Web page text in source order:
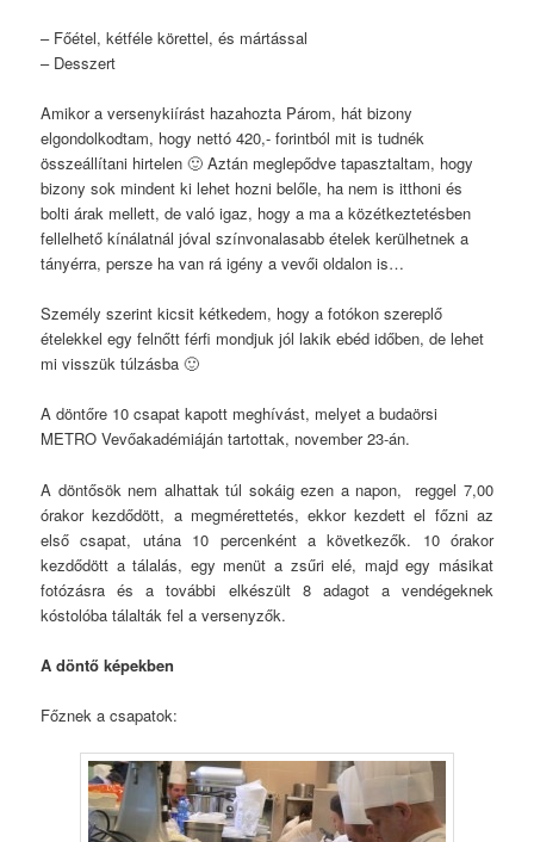
– Főétel, kétféle körettel, és mártással
– Desszert
Amikor a versenykiírást hazahozta Párom, hát bizony
elgondolkodtam, hogy nettó 420,- forintból mit is tudnék
összeállítani hirtelen 🙂 Aztán meglepődve tapasztaltam, hogy
bizony sok mindent ki lehet hozni belőle, ha nem is itthoni és
bolti árak mellett, de való igaz, hogy a ma a közétkeztetésben
fellelhető kínálatnál jóval színvonalasabb ételek kerülhetnek a
tányérra, persze ha van rá igény a vevői oldalon is…
Személy szerint kicsit kétkedem, hogy a fotókon szereplő
ételekkel egy felnőtt férfi mondjuk jól lakik ebéd időben, de lehet
mi visszük túlzásba 🙂
A döntőre 10 csapat kapott meghívást, melyet a budaörsi
METRO Vevőakadémiáján tartottak, november 23-án.
A döntősök nem alhattak túl sokáig ezen a napon, reggel 7,00
órakor kezdődött, a megmérettetés, ekkor kezdett el főzni az
első csapat, utána 10 percenként a következők. 10 órakor
kezdődött a tálalás, egy menüt a zsűri elé, majd egy másikat
fotózásra és a további elkészült 8 adagot a vendégeknek
kóstolóba tálalták fel a versenyzők.
A döntő képekben
Főznek a csapatok: